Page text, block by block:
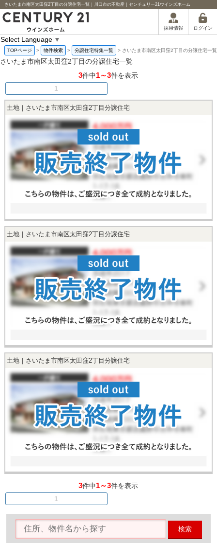
さいたま市南区太田窪2丁目の分譲住宅一覧｜川口市の不動産｜センチュリー21ウインズホーム
採用情報 ログイン
Select Language ▼
TOPページ > 物件検索 > 分譲住宅特集一覧 > さいたま市南区太田窪2丁目の分譲住宅一覧
さいたま市南区太田窪2丁目の分譲住宅一覧
3件中1～3件を表示
1
土地｜さいたま市南区太田窪2丁目分譲住宅
土地｜さいたま市南区太田窪2丁目分譲住宅
土地｜さいたま市南区太田窪2丁目分譲住宅
3件中1～3件を表示
1
検索